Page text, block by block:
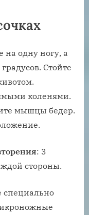
на одну ногу, а
Стойте
коленями.
мышцы бедер.
: 3
стороны.
специально